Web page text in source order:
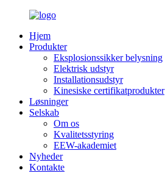
Hjem
Produkter
Eksplosionssikker belysning
Elektrisk udstyr
Installationsudstyr
Kinesiske certifikatprodukter
Løsninger
Selskab
Om os
Kvalitetsstyring
EEW-akademiet
Nyheder
Kontakte